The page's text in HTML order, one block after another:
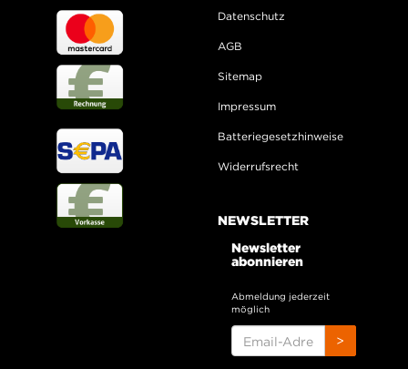
Datenschutz
AGB
Sitemap
Impressum
Batteriegesetzhinweise
Widerrufsrecht
NEWSLETTER
Newsletter
abonnieren
Abmeldung jederzeit
möglich
ADRESSE
>